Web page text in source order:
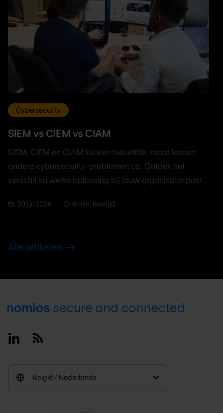
Cybersecurity
SIEM vs CIEM vs CIAM
SIEM, CIEM en CIAM klinken hetzelfde, maar lossen
andere cybersecurity-problemen op. Ontdek het
verschil en welke oplossing bij jouw organisatie past.
30 jul 2026 6 min. leestijd
Alle artikelen
Footer
LinkedinRSS
België / Nederlands